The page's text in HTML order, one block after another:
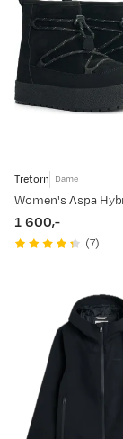
Tretorn Dame
price
1 600,-
(7)